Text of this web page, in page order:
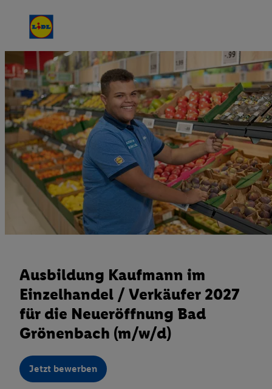
Ausbildung Kaufmann im
Einzelhandel / Verkäufer 2027
für die Neueröffnung Bad
Grönenbach (m/w/d)
Jetzt bewerben